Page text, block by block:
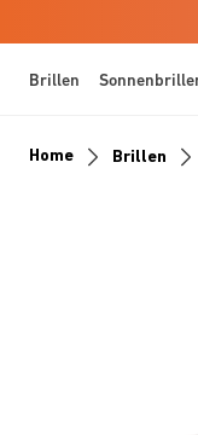
Brillen
Home Brillen